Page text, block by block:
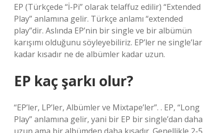
EP (Türkçede “İ-Pi” olarak telaffuz edilir) “Extended
Play” anlamına gelir. Türkçe anlamı “extended
play”dir. Aslında EP’nin bir single ve bir albümün
karışımı olduğunu söyleyebiliriz. EP’ler ne single’lar
kadar kısadır ne de albümler kadar uzun.
EP kaç şarkı olur?
“EP’ler, LP’ler, Albümler ve Mixtape’ler”. . EP, “Long
Play” anlamına gelir, yani bir EP bir single’dan daha